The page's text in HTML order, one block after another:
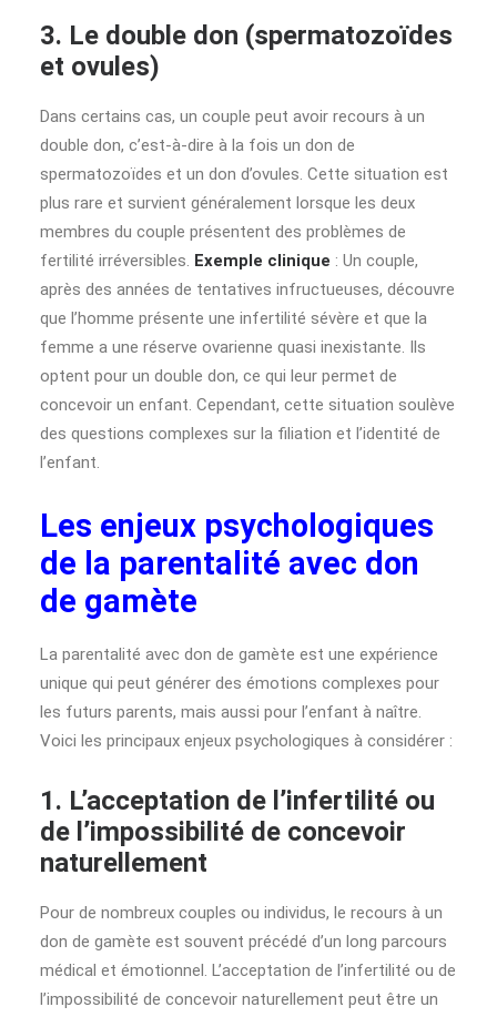
3. Le double don (spermatozoïdes
et ovules)
Dans certains cas, un couple peut avoir recours à un
double don, c’est-à-dire à la fois un don de
spermatozoïdes et un don d’ovules. Cette situation est
plus rare et survient généralement lorsque les deux
membres du couple présentent des problèmes de
fertilité irréversibles. Exemple clinique : Un couple,
après des années de tentatives infructueuses, découvre
que l’homme présente une infertilité sévère et que la
femme a une réserve ovarienne quasi inexistante. Ils
optent pour un double don, ce qui leur permet de
concevoir un enfant. Cependant, cette situation soulève
des questions complexes sur la filiation et l’identité de
l’enfant.
Les enjeux psychologiques
de la parentalité avec don
de gamète
La parentalité avec don de gamète est une expérience
unique qui peut générer des émotions complexes pour
les futurs parents, mais aussi pour l’enfant à naître.
Voici les principaux enjeux psychologiques à considérer :
1. L’acceptation de l’infertilité ou
de l’impossibilité de concevoir
naturellement
Pour de nombreux couples ou individus, le recours à un
don de gamète est souvent précédé d’un long parcours
médical et émotionnel. L’acceptation de l’infertilité ou de
l’impossibilité de concevoir naturellement peut être un